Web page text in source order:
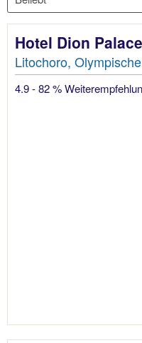
Hotel Dion
Litochoro,
4.9 - 82 %